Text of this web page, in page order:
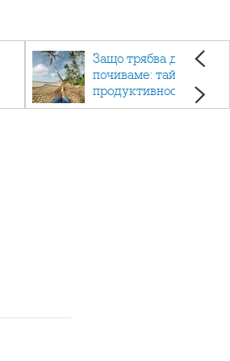
Защо трябва да си
почиваме: тайната на
продуктивността,
здравето и добрия